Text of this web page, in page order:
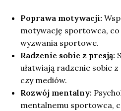
Poprawa motywacji:
motywację sportowca, co
wyzwania sportowe.
Radzenie sobie z presją:
ułatwiają radzenie sobie
czy mediów.
Rozwój mentalny:
mentalnemu sportowca,